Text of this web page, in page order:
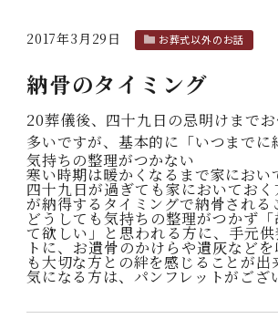
2017年3月29日 お葬式以外のお話
納骨のタイミング
20葬儀後、四十九日の忌明けまで
多いですが、基本的に「いつまで
気持ちの整理がつかない
寒い時期は暖かくなるまで家におい
四十九日が過ぎても家においてお
が納得するタイミングで納骨される
どうしても気持ちの整理がつかず
て欲しい」と思われる方に、手元
トに、お遺骨のかけらや遺灰など
も大切な方との絆を感じることが出
気になる方は、パンフレットがご